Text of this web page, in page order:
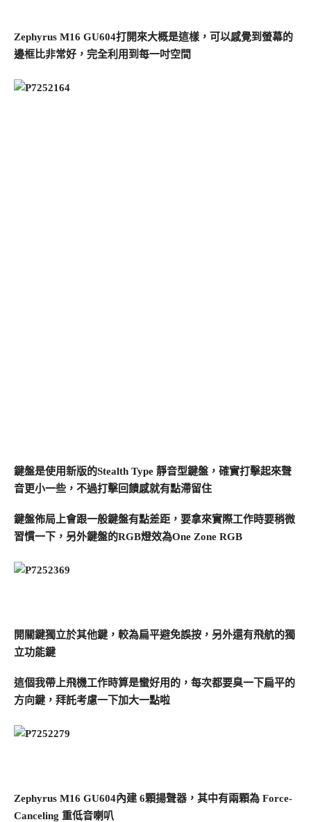
Zephyrus M16 GU604打開來大概是這樣，可以感覺到螢幕的
邊框比非常好，完全利用到每一吋空間
鍵盤是使用新版的Stealth Type 靜音型鍵盤，確實打擊起來聲
音更小一些，不過打擊回饋感就有點滯留住
鍵盤佈局上會跟一般鍵盤有點差距，要拿來實際工作時要稍微
習慣一下， 另外鍵盤的RGB燈效為One Zone RGB
開關鍵獨立於其他鍵，較為扁平避免誤按，另外還有飛航的獨
立功能鍵
這個我帶上飛機工作時算是蠻好用的，每次都要臭一下扁平的
方向鍵，拜託考慮一下加大一點啦
Zephyrus M16 GU604內建 6顆揚聲器，其中有兩顆為 Force-
Canceling 重低音喇叭